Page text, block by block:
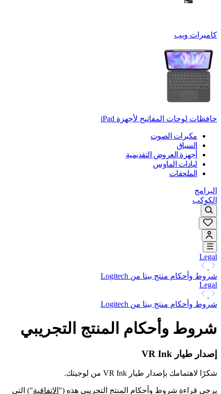
كاميرات ويب
حافظات لوحات المفاتيح لأجهزة ‏iPad
مكبرات الصوت
السباق
أجهزة العروض التقديمية
لبادات الماوس
الملحقات
البرامج
الكوكب
Legal
شروط وأحكام منتج بيتا من Logitech
Legal
شروط وأحكام منتج بيتا من Logitech
شروط وأحكام المنتج التجريبي
إصدار طيار VR Ink
شكرًا لاهتمامك بإصدار طيار VR Ink من لوجيتك.
يرجى قراءة شروط وأحكام المنتج التجريبي هذه (" الاتفاقية") التي